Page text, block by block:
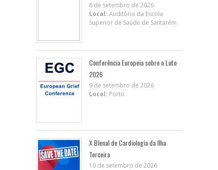
8 de setembro de 2026
Local: Auditório da Escola
Superior de Saúde de Santarém
Conferência Europeia sobre o Luto
2026
9 de setembro de 2026
Local: Porto
X BIenal de Cardiologia da Ilha
Terceira
10 de setembro de 2026